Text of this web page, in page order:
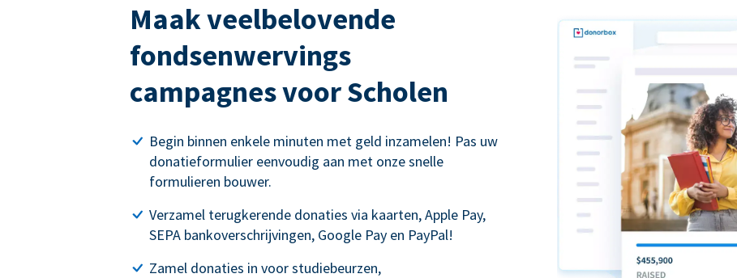
Maak veelbelovende
fondsenwervings
campagnes voor Scholen
Begin binnen enkele minuten met geld inzamelen! Pas uw
donatieformulier eenvoudig aan met onze snelle
formulieren bouwer.
Verzamel terugkerende donaties via kaarten, Apple Pay,
SEPA bankoverschrijvingen, Google Pay en PayPal!
Zamel donaties in voor studiebeurzen,